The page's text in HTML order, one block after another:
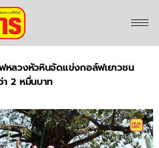
หลวงหัวหินจัดแข่งกอล์ฟเยาวชน
า 2 หมื่นบาท